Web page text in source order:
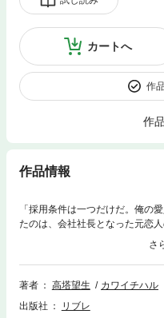
カートへ
作
作
作品情報
「採用条件は一つだけだ。俺の
たのは、会社社長となった元恋
罪を愛人となって償えというの
密になる情交に翻弄されていく
む伊達の優しさに、柚木の気持
（※本作品はイラスト入りです
著者 高塔望生
カワイチハル
出版社
リブレ